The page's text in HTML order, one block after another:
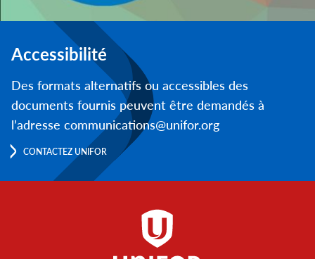
Accessibilité
Des formats alternatifs ou accessibles des
documents fournis peuvent être demandés à
l’adresse communications@unifor.org
CONTACTEZ UNIFOR